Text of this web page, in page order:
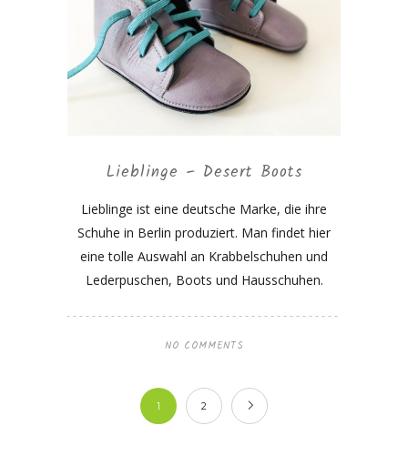
Lieblinge – Desert Boots
Lieblinge ist eine deutsche Marke, die ihre
Schuhe in Berlin produziert. Man findet hier
eine tolle Auswahl an Krabbelschuhen und
Lederpuschen, Boots und Hausschuhen.
NO COMMENTS
1 2